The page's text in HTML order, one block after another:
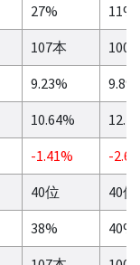
27%
11%
107本
100
9.23%
9.8%
10.64%
-1.41%
-
40位
40位
38%
40%